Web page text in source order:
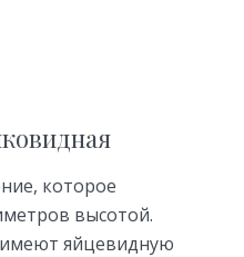
которое
высотой.
яйцевидную